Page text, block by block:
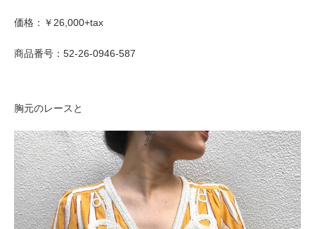
価格：￥26,000+tax
商品番号：52-26-0946-587
胸元のレースと